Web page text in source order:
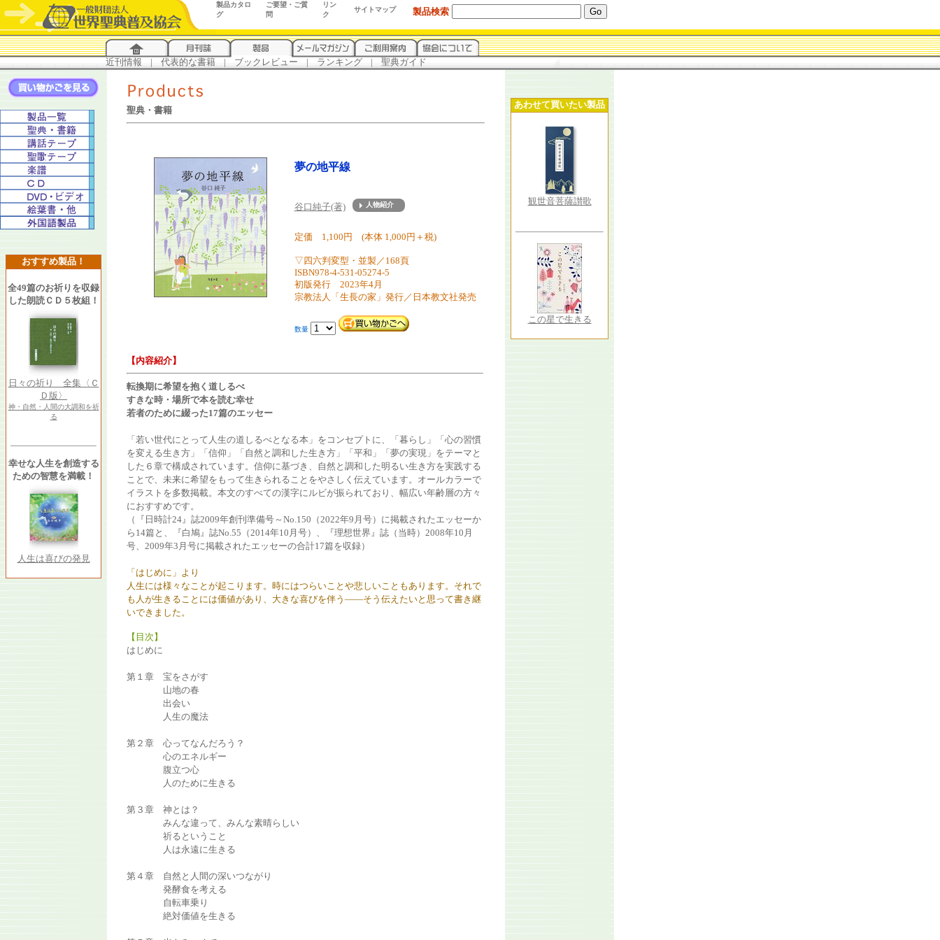
製品カタロ
グ
ご要望・ご質
問
リン
ク
サイトマップ 製品検索
近刊情報 | 代表的な書籍 | ブックレビュー | ランキング | 聖典ガイド
おすすめ製品！
全49篇のお祈りを収録
した朗読ＣＤ５枚組！
日々の祈り 全集〈Ｃ
Ｄ版〉
神・自然・人間の大調和を祈
る
幸せな人生を創造する
ための智慧を満載！
人生は喜びの発見
聖典・書籍
夢の地平線
谷口純子(著)
about
定価 1,100円 (本体 1,000円＋税)
▽四六判変型・並製／168頁
ISBN978-4-531-05274-5
初版発行 2023年4月
宗教法人「生長の家」発行／日本教文社発売
数量
【内容紹介】
転換期に希望を抱く道しるべ
すきな時・場所で本を読む幸せ
若者のために綴った17篇のエッセー
「若い世代にとって人生の道しるべとなる本」をコンセプトに、「暮らし」「心の習慣
を変える生き方」「信仰」「自然と調和した生き方」「平和」「夢の実現」をテーマと
した６章で構成されています。信仰に基づき、自然と調和した明るい生き方を実践する
ことで、未来に希望をもって生きられることをやさしく伝えています。オールカラーで
イラストを多数掲載。本文のすべての漢字にルビが振られており、幅広い年齢層の方々
におすすめです。
（『日時計24』誌2009年創刊準備号～No.150（2022年9月号）に掲載されたエッセーか
ら14篇と、『白鳩』誌No.55（2014年10月号）、『理想世界』誌（当時）2008年10月
号、2009年3月号に掲載されたエッセーの合計17篇を収録）
「はじめに」より
人生には様々なことが起こります。時にはつらいことや悲しいこともあります。それで
も人が生きることには価値があり、大きな喜びを伴う――そう伝えたいと思って書き継
いできました。
【目次】
はじめに
第１章 宝をさがす
山地の春
出会い
人生の魔法
第２章 心ってなんだろう？
心のエネルギー
腹立つ心
人のために生きる
第３章 神とは？
みんな違って、みんな素晴らしい
祈るということ
人は永遠に生きる
第４章 自然と人間の深いつながり
発酵食を考える
自転車乗り
絶対価値を生きる
あわせて買いたい製品
観世音菩薩讃歌
この星で生きる